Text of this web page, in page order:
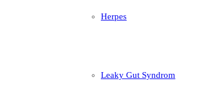
Herpes
Leaky Gut Syndrom